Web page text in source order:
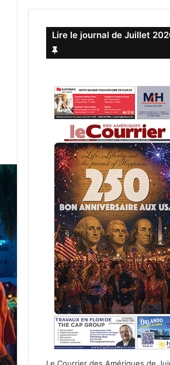
Lire le journal de Juillet
Le Courrier des Amériques de